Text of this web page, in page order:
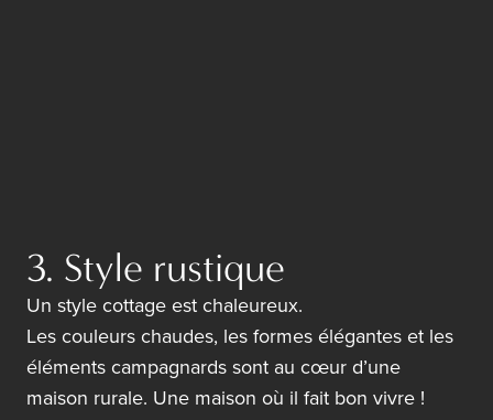
3. Style rustique
Un style cottage est chaleureux.
Les couleurs chaudes, les formes élégantes et les
éléments campagnards sont au cœur d’une
maison rurale. Une maison où il fait bon vivre !